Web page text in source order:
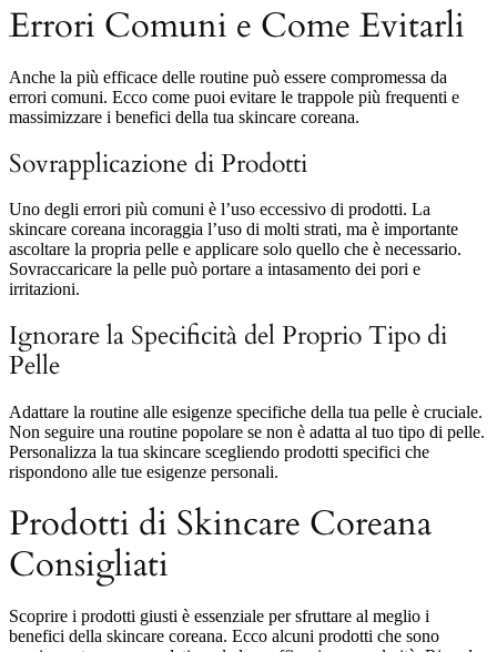
Errori Comuni e Come Evitarli
Anche la più efficace delle routine può essere compromessa da
errori comuni. Ecco come puoi evitare le trappole più frequenti e
massimizzare i benefici della tua skincare coreana.
Sovrapplicazione di Prodotti
Uno degli errori più comuni è l’uso eccessivo di prodotti. La
skincare coreana incoraggia l’uso di molti strati, ma è importante
ascoltare la propria pelle e applicare solo quello che è necessario.
Sovraccaricare la pelle può portare a intasamento dei pori e
irritazioni.
Ignorare la Specificità del Proprio Tipo di
Pelle
Adattare la routine alle esigenze specifiche della tua pelle è cruciale.
Non seguire una routine popolare se non è adatta al tuo tipo di pelle.
Personalizza la tua skincare scegliendo prodotti specifici che
rispondono alle tue esigenze personali.
Prodotti di Skincare Coreana
Consigliati
Scoprire i prodotti giusti è essenziale per sfruttare al meglio i
benefici della skincare coreana. Ecco alcuni prodotti che sono